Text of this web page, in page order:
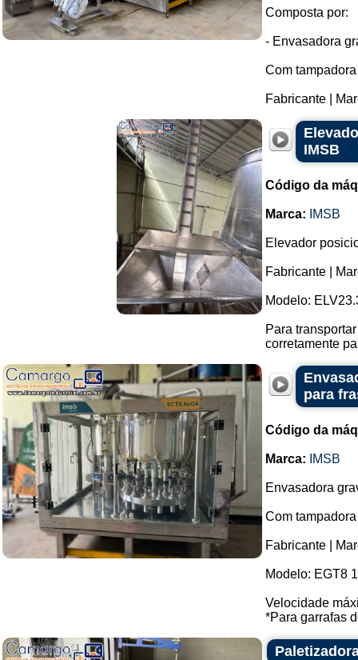
Composta por:
- Envasadora
Com
Fabricante |
IMSB
Código da
Marca: IMSB
Elevador
Fabricante |
Modelo:
Para
corretamente
para
Código da
Marca: IMSB
Envasadora
Com
Fabricante |
Modelo: EGT8
Velocidade
*Para garrafas